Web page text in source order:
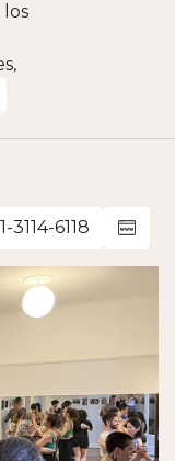
los
3114-6118